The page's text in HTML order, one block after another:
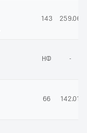
143 259.06
НФ -
66 142.01